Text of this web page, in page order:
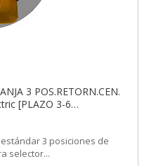
3 POS.RETORN.CEN.
[PLAZO 3-6
3 posiciones de
selector...